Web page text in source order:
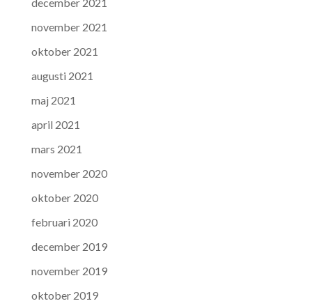
november 2021
oktober 2021
augusti 2021
maj 2021
april 2021
mars 2021
november 2020
oktober 2020
februari 2020
december 2019
november 2019
oktober 2019